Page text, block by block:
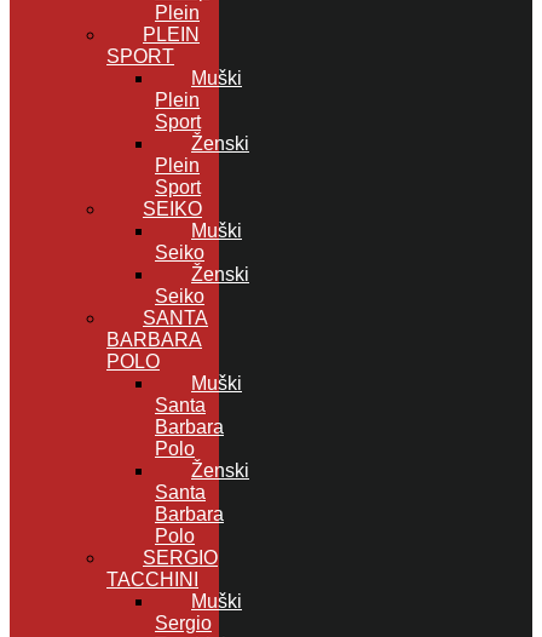
Plein
PLEIN
SPORT
Muški
Plein
Sport
Ženski
Plein
Sport
SEIKO
Muški
Seiko
Ženski
Seiko
SANTA
BARBARA
POLO
Muški
Santa
Barbara
Polo
Ženski
Santa
Barbara
Polo
SERGIO
TACCHINI
Muški
Sergio